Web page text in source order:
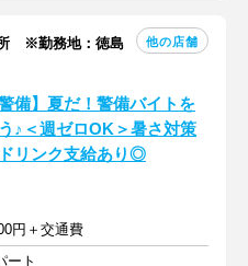
※勤務地：徳島
他の店舗
警備】夏だ！警備バイトを
♪＜週ゼロOK＞暑さ対策
リンク支給あり◎
円＋交通費
ート